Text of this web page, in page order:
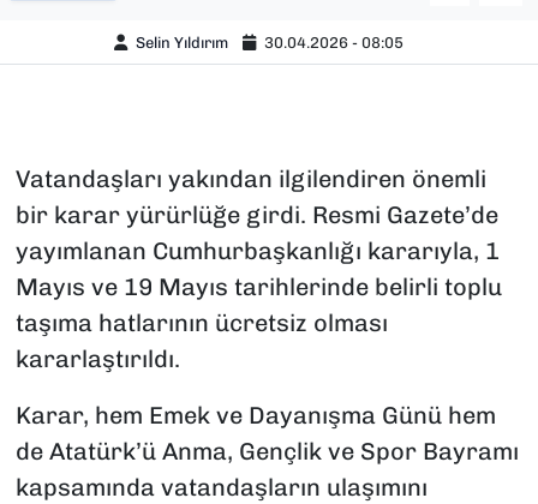
Selin Yıldırım 30.04.2026 - 08:05
Vatandaşları yakından ilgilendiren önemli
bir karar yürürlüğe girdi. Resmi Gazete’de
yayımlanan Cumhurbaşkanlığı kararıyla, 1
Mayıs ve 19 Mayıs tarihlerinde belirli toplu
taşıma hatlarının ücretsiz olması
kararlaştırıldı.
Karar, hem Emek ve Dayanışma Günü hem
de Atatürk’ü Anma, Gençlik ve Spor Bayramı
kapsamında vatandaşların ulaşımını